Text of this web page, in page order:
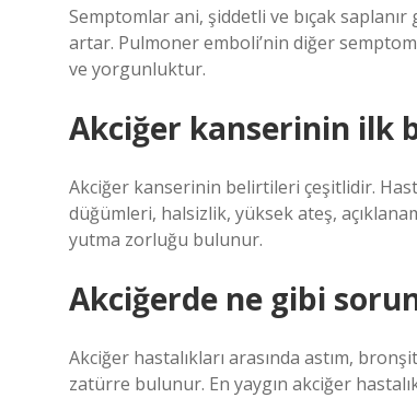
Semptomlar ani, şiddetli ve bıçak saplanır
artar. Pulmoner emboli’nin diğer
ve yorgunluktur.
Akciğer kanserinin ilk
Akciğer kanserinin belirtileri çeşitlidir.
düğümleri, halsizlik, yüksek ateş,
yutma zorluğu bulunur.
Akciğerde ne gibi
Akciğer hastalıkları arasında astım,
zatürre bulunur. En yaygın akciğer